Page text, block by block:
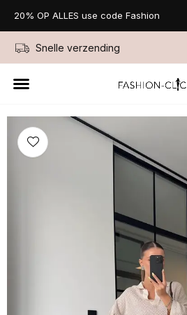
Snelle verzending
20% OP ALLES use code Fashion